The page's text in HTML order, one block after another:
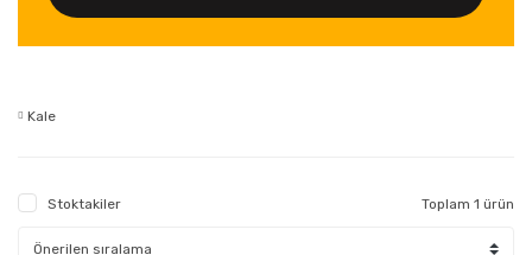
Kale
Stoktakiler Toplam 1 ürün